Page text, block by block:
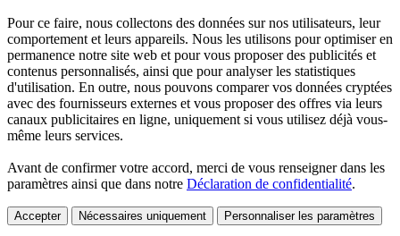
Pour ce faire, nous collectons des données sur nos utilisateurs, leur
comportement et leurs appareils. Nous les utilisons pour optimiser en
permanence notre site web et pour vous proposer des publicités et
contenus personnalisés, ainsi que pour analyser les statistiques
d'utilisation. En outre, nous pouvons comparer vos données cryptées
avec des fournisseurs externes et vous proposer des offres via leurs
canaux publicitaires en ligne, uniquement si vous utilisez déjà vous-
même leurs services.
Avant de confirmer votre accord, merci de vous renseigner dans les
paramètres ainsi que dans notre Déclaration de confidentialité.
Accepter Nécessaires uniquement Personnaliser les paramètres